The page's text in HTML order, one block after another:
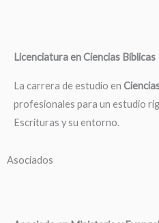
Licenciatura en Ciencias Bíblicas
La carrera de estudio en
profesionales para un estudio
Escrituras y su entorno.
Asociados